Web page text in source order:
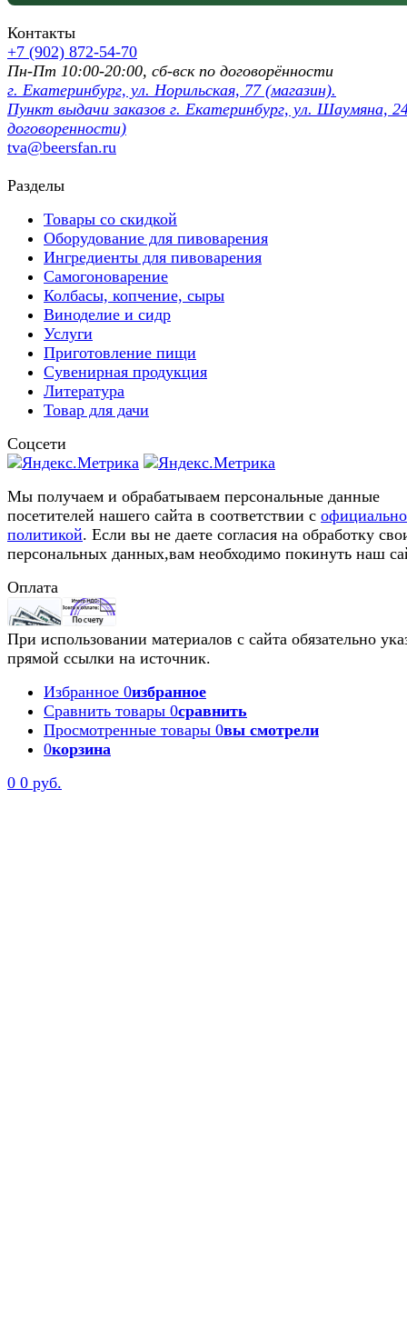
Контакты
+7 (902) 872-54-70
Пн-Пт 10:00-20:00, сб-вск по договорённости
г. Екатеринбург, ул. Норильская, 77 (магазин).
Пункт выдачи заказов г. Екатеринбург, ул. Шаумяна,
договоренности)
tva@beersfan.ru
Разделы
Товары со скидкой
Оборудование для пивоварения
Ингредиенты для пивоварения
Самогоноварение
Колбасы, копчение, сыры
Виноделие и сидр
Услуги
Приготовление пищи
Сувенирная продукция
Литература
Товар для дачи
Соцсети
Мы получаем и обрабатываем персональные данные
посетителей нашего сайта в соответствии с
политикой. Если вы не даете согласия на обработку
персональных данных,вам необходимо покинуть наш
Оплата
При использовании материалов с сайта обязательно
прямой ссылки на источник.
Избранное 0избранное
Сравнить товары 0сравнить
Просмотренные товары 0вы смотрели
0корзина
0 0 руб.